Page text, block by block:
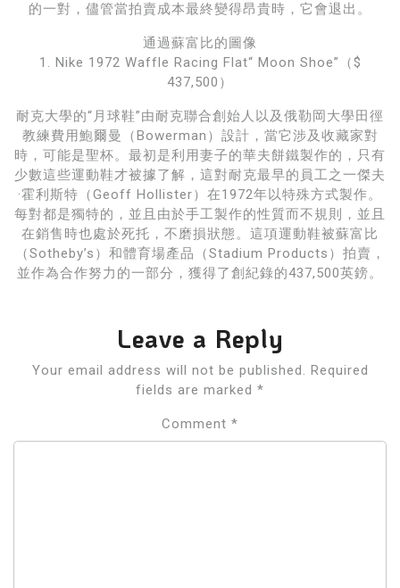
的一對，儘管當拍賣成本最終變得昂貴時，它會退出。
通過蘇富比的圖像
1. Nike 1972 Waffle Racing Flat“ Moon Shoe”（$
437,500）
耐克大學的“月球鞋”由耐克聯合創始人以及俄勒岡大學田徑
教練費用鮑爾曼（Bowerman）設計，當它涉及收藏家對
時，可能是聖杯。最初是利用妻子的華夫餅鐵製作的，只有
少數這些運動鞋才被據了解，這對耐克最早的員工之一傑夫
·霍利斯特（Geoff Hollister）在1972年以特殊方式製作。
每對都是獨特的，並且由於手工製作的性質而不規則，並且
在銷售時也處於死托，不磨損狀態。這項運動鞋被蘇富比
（Sotheby’s）和體育場產品（St​​adium Products）拍賣，
並作為合作努力的一部分，獲得了創紀錄的437,500英鎊。
Leave a Reply
Your email address will not be published.
Required
fields are marked *
Comment *